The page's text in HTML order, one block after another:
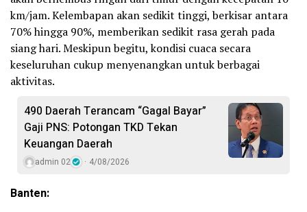
km/jam. Kelembapan akan sedikit tinggi, berkisar antara
70% hingga 90%, memberikan sedikit rasa gerah pada
siang hari. Meskipun begitu, kondisi cuaca secara
keseluruhan cukup menyenangkan untuk berbagai
aktivitas.
490 Daerah Terancam “Gagal Bayar”
Gaji PNS: Potongan TKD Tekan
Keuangan Daerah
admin 02 4/08/2026
Banten: